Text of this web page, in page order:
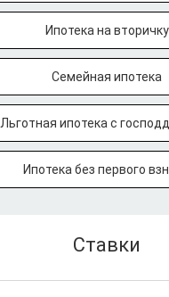
Ипотека на вторичку
Семейная ипотека
Льготная ипотека с
Ипотека без первого
Ставки